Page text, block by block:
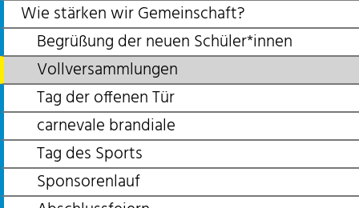
Wie stärken wir Gemeinschaft?
Begrüßung der neuen Schüler*innen
Vollversammlungen
Tag der offenen Tür
carnevale brandiale
Tag des Sports
Sponsorenlauf